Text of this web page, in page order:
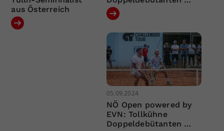
aus Österreich
05.09.2024
NÖ Open powered by
EVN: Tollkühne
Doppeldebütanten …